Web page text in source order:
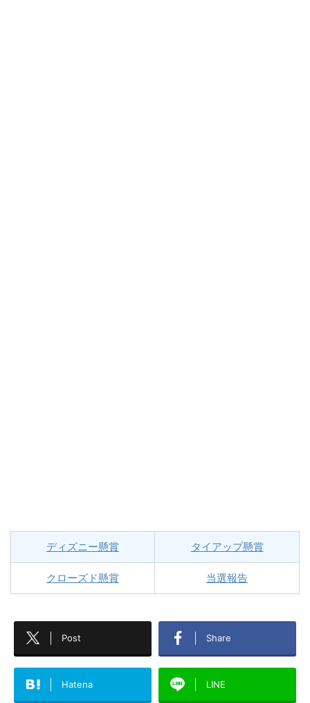
ディズニー懸賞 タイアップ懸賞
クローズド懸賞 当選報告
Post Share
Hatena LINE